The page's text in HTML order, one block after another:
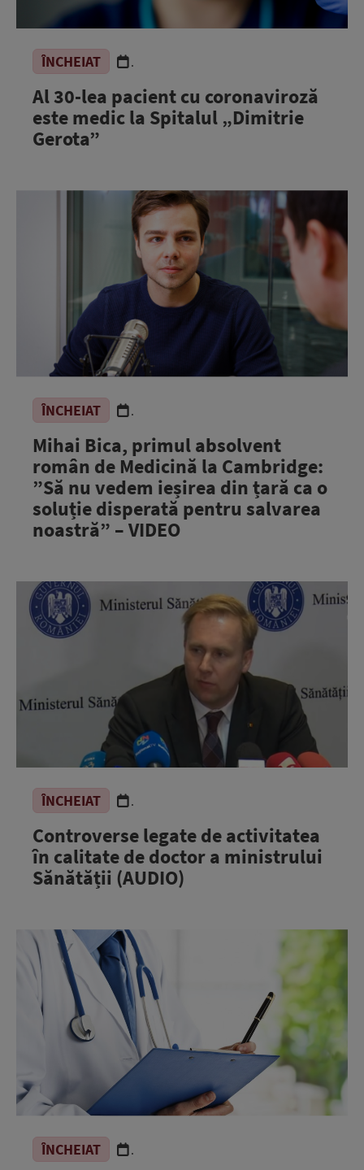
ÎNCHEIAT .
Al 30-lea pacient cu coronaviroză
este medic la Spitalul „Dimitrie
Gerota”
ÎNCHEIAT .
Mihai Bica, primul absolvent
român de Medicină la Cambridge:
”Să nu vedem ieșirea din țară ca o
soluție disperată pentru salvarea
noastră” – VIDEO
ÎNCHEIAT .
Controverse legate de activitatea
în calitate de doctor a ministrului
Sănătății (AUDIO)
ÎNCHEIAT .